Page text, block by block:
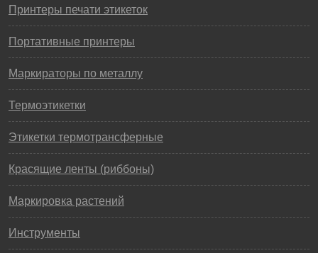
Принтеры печати этикеток
Портативные принтеры
Маркираторы по металлу
Термоэтикетки
Этикетки термотрансферные
Красящие ленты (риббоны)
Маркировка растений
Инструменты